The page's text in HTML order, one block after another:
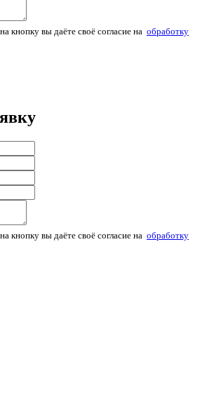
кнопку вы даёте своё согласие на обработку
кнопку вы даёте своё согласие на обработку